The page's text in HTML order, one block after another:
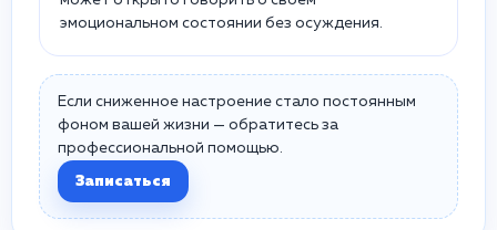
эмоциональном состоянии без осуждения.
Если сниженное настроение стало постоянным
фоном вашей жизни — обратитесь за
профессиональной помощью.
Записаться